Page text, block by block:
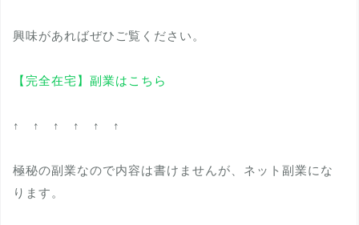
興味があればぜひご覧ください。
【完全在宅】副業はこちら
↑ ↑ ↑ ↑ ↑ ↑
極秘の副業なので内容は書けませんが、ネット副業にな
ります。